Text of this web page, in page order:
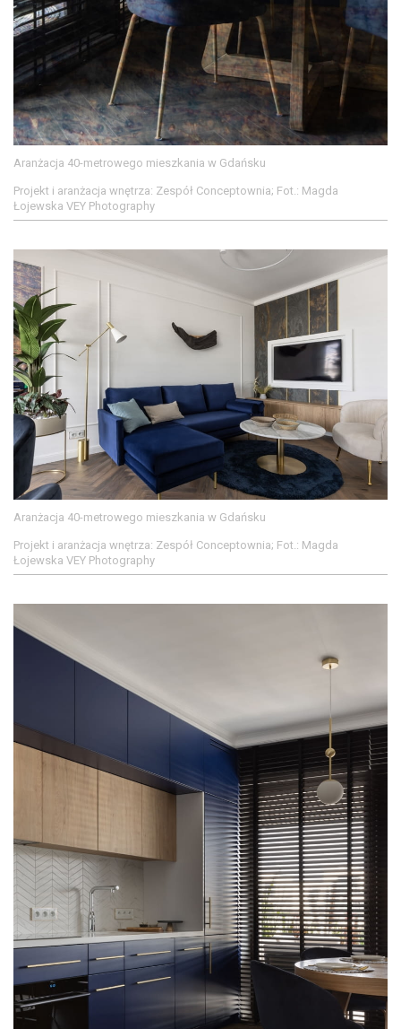
Aranżacja 40-metrowego mieszkania w Gdańsku
Projekt i aranżacja wnętrza: Zespół Conceptownia; Fot.: Magda
Łojewska VEY Photography
Aranżacja 40-metrowego mieszkania w Gdańsku
Projekt i aranżacja wnętrza: Zespół Conceptownia; Fot.: Magda
Łojewska VEY Photography